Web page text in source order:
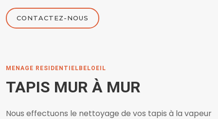
CONTACTEZ-NOUS
MENAGE RESIDENTIELBELOEIL
TAPIS MUR À MUR
Nous effectuons le nettoyage de vos tapis à la vapeur